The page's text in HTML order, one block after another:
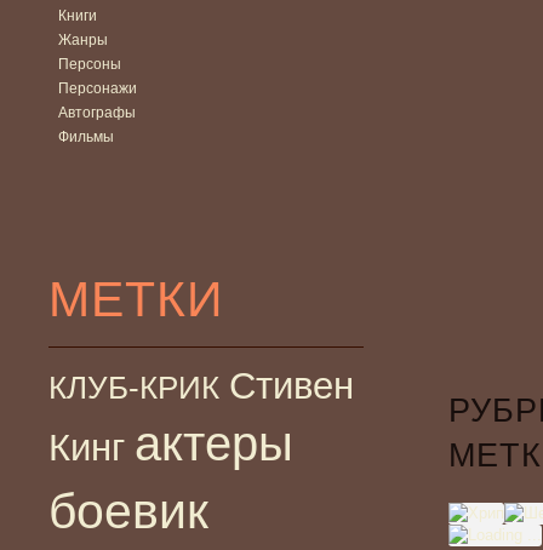
Книги
Жанры
Персоны
Персонажи
Автографы
Фильмы
МЕТКИ
КЛУБ-КРИК Стивен
Кинг актеры
боевик